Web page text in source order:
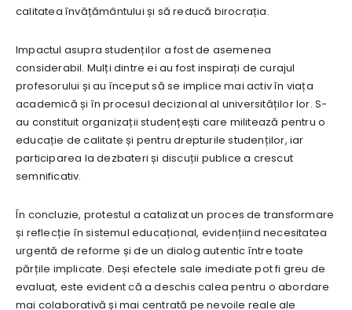
calitatea învățământului și să reducă birocrația.
Impactul asupra studenților a fost de asemenea
considerabil. Mulți dintre ei au fost inspirați de curajul
profesorului și au început să se implice mai activ în viața
academică și în procesul decizional al universităților lor. S-
au constituit organizații studențești care militează pentru o
educație de calitate și pentru drepturile studenților, iar
participarea la dezbateri și discuții publice a crescut
semnificativ.
În concluzie, protestul a catalizat un proces de transformare
și reflecție în sistemul educațional, evidențiind necesitatea
urgentă de reforme și de un dialog autentic între toate
părțile implicate. Deși efectele sale imediate pot fi greu de
evaluat, este evident că a deschis calea pentru o abordare
mai colaborativă și mai centrată pe nevoile reale ale